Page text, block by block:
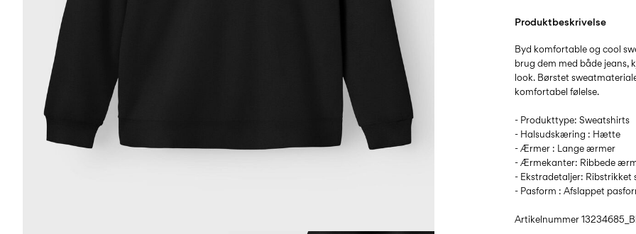
Produktbeskrivelse
Byd komfortable og cool
brug dem med både jeans,
look. Børstet
komfortabel følelse.
- Produkttype: Sweatshirts
- Halsudskæring : Hætte
- Ærmer : Lange ærmer
- Ærmekanter: Ribbede
- Ekstradetaljer: Ribstrikket
- Pasform : Afslappet
Artikelnummer